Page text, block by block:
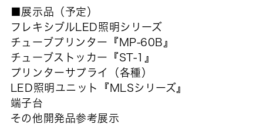
■展示品（予定）
フレキシブルLED照明シリーズ
チューブプリンター『MP-60B』
チューブストッカー『ST-1』
プリンターサプライ（各種）
LED照明ユニット『MLSシリーズ』
端子台
その他開発品参考展示